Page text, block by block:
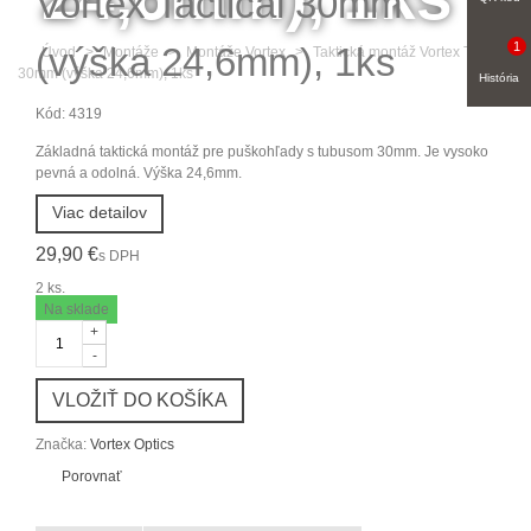
Úvod > Montáže > Montáže Vortex > Taktická montáž Vortex Tactical
30mm (výška 24,6mm), 1ks
(výška 24,6mm), 1ks
Kód: 4319
Základná taktická montáž pre puškohľady s tubusom 30mm. Je vysoko
pevná a odolná. Výška 24,6mm.
Viac detailov
29,90 €s DPH
2 ks.
Na sklade
-
+
VLOŽIŤ DO KOŠÍKA
Značka: Vortex Optics
Porovnať
História
1